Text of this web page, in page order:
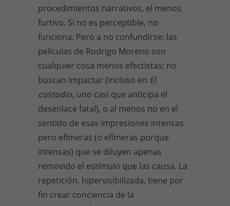
procedimientos narrativos, el menos
furtivo. Si no es perceptible, no
funciona. Pero a no confundirse: las
películas de Rodrigo Moreno son
cualquier cosa menos efectistas; no
buscan impactar (incluso en El
custodio, uno casi que anticipa el
desenlace fatal), o al menos no en el
sentido de esas impresiones intensas
pero efímeras (o efímeras porque
intensas) que se diluyen apenas
removido el estímulo que las causa. La
repetición, hipervisibilizada, tiene por
fin crear conciencia de la